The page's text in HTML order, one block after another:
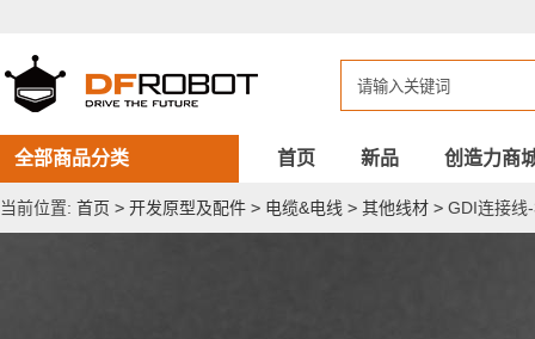
线-30CM
全部商品分类 首页 新品 创造力商
当前位置: 首页 > 开发原型及配件 > 电缆&电线 > 其他线材 > GDI连接线